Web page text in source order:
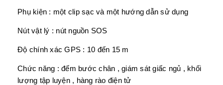
Phụ kiện : một clip sạc và một hướng dẫn sử dụng
Nút vật lý : nút nguồn SOS
Độ chính xác GPS : 10 đến 15 m
Chức năng : đếm bước chân , giám sát giấc ngủ , khối
lượng tập luyện , hàng rào điện tử